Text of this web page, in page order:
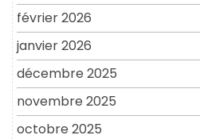
février 2026
janvier 2026
décembre 2025
novembre 2025
octobre 2025